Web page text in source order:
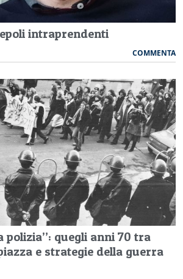
intraprendenti
COMMENTA
polizia”: quegli anni 70 tra
e strategie della guerra